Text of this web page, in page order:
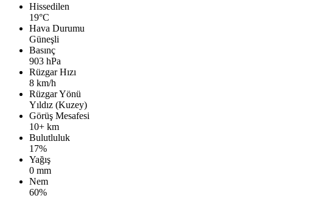
Hissedilen
19°C
Hava Durumu
Güneşli
Basınç
903 hPa
Rüzgar Hızı
8 km/h
Rüzgar Yönü
Yıldız (Kuzey)
Görüş Mesafesi
10+ km
Bulutluluk
17%
Yağış
0 mm
Nem
60%